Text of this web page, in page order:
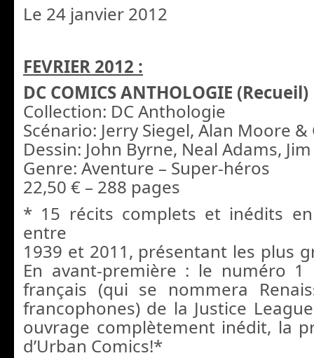
Le 24 janvier 2012
FEVRIER 2012 :
DC COMICS ANTHOLOGIE (Recueil)
Collection: DC Anthologie
Scénario: Jerry Siegel, Alan Moore
Dessin: John Byrne, Neal Adams,
Genre: Aventure – Super-héros
22,50 € – 288 pages
* 15 récits complets et inédits
entre
1939 et 2011, présentant les plus
En avant-première : le numéro 1
français (qui se nommera
francophones) de la Justice
ouvrage complètement inédit, la
d’Urban Comics!*